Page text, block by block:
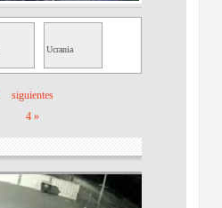
Ucrania
siguientes
4 »